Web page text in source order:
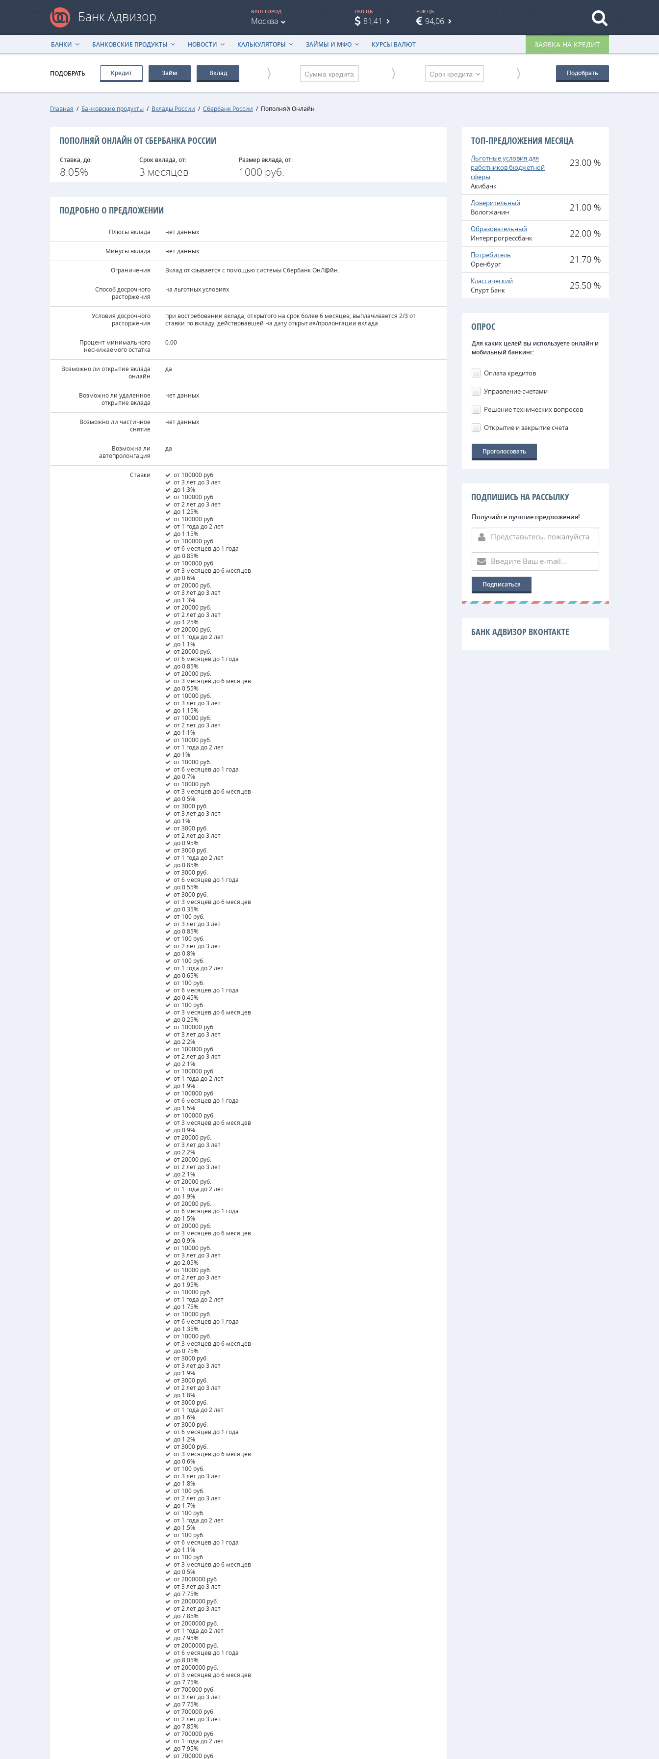
Банк Адвизор
ЗАЯВКА НА КРЕДИТ
БАНКИ БАНКОВСКИЕ ПРОДУКТЫ НОВОСТИ КАЛЬКУЛЯТОРЫ ЗАЙМЫ И МФО КУРСЫ ВАЛЮТ
ВАШ ГОРОД
Москва
USD ЦБ
81,41
EUR ЦБ
94,06
ПОДОБРАТЬ Кредит Займ Вклад Срок кредита Подобрать
Главная / Банковские продукты / Вклады России / Сбербанк России / Пополняй Онлайн
ПОПОЛНЯЙ ОНЛАЙН ОТ СБЕРБАНКА РОССИИ
Ставка, до:
8.05%
Срок вклада, от:
3 месяцев
Размер вклада, от:
1000 руб.
ПОДРОБНО О ПРЕДЛОЖЕНИИ
Плюсы вклада нет данных
Минусы вклада нет данных
Ограничения Вклад открывается с помощью системы Сбербанк ОнЛ@йн.
Способ досрочного
расторжения
на льготных условиях
Условия досрочного
расторжения
при востребовании вклада, открытого на срок более 6 месяцев, выплачивается 2/3 от
ставки по вкладу, действовавшей на дату открытия/пролонгации вклада
Процент минимального
неснижаемого остатка
0.00
Возможно ли открытие вклада
онлайн
да
Возможно ли удаленное
открытие вклада
нет данных
Возможно ли частичное
снятие
нет данных
Возможна ли
автопролонгация
да
Ставки
от 100000 руб.
от 3 лет до 3 лет
до 1.3%
от 100000 руб.
от 2 лет до 3 лет
до 1.25%
от 100000 руб.
от 1 года до 2 лет
до 1.15%
от 100000 руб.
от 6 месяцев до 1 года
до 0.85%
от 100000 руб.
от 3 месяцев до 6 месяцев
до 0.6%
от 20000 руб.
от 3 лет до 3 лет
до 1.3%
от 20000 руб.
от 2 лет до 3 лет
до 1.25%
от 20000 руб.
от 1 года до 2 лет
до 1.1%
от 20000 руб.
от 6 месяцев до 1 года
до 0.85%
от 20000 руб.
от 3 месяцев до 6 месяцев
до 0.55%
от 10000 руб.
от 3 лет до 3 лет
до 1.15%
от 10000 руб.
от 2 лет до 3 лет
до 1.1%
от 10000 руб.
от 1 года до 2 лет
до 1%
от 10000 руб.
от 6 месяцев до 1 года
до 0.7%
от 10000 руб.
от 3 месяцев до 6 месяцев
до 0.5%
от 3000 руб.
от 3 лет до 3 лет
до 1%
от 3000 руб.
от 2 лет до 3 лет
до 0.95%
от 3000 руб.
от 1 года до 2 лет
до 0.85%
от 3000 руб.
от 6 месяцев до 1 года
до 0.55%
от 3000 руб.
от 3 месяцев до 6 месяцев
до 0.35%
от 100 руб.
от 3 лет до 3 лет
до 0.85%
от 100 руб.
от 2 лет до 3 лет
до 0.8%
от 100 руб.
от 1 года до 2 лет
до 0.65%
от 100 руб.
от 6 месяцев до 1 года
до 0.45%
от 100 руб.
от 3 месяцев до 6 месяцев
до 0.25%
от 100000 руб.
от 3 лет до 3 лет
до 2.2%
от 100000 руб.
от 2 лет до 3 лет
до 2.1%
от 100000 руб.
от 1 года до 2 лет
до 1.9%
от 100000 руб.
от 6 месяцев до 1 года
до 1.5%
от 100000 руб.
от 3 месяцев до 6 месяцев
до 0.9%
от 20000 руб.
от 3 лет до 3 лет
до 2.2%
от 20000 руб.
от 2 лет до 3 лет
до 2.1%
от 20000 руб.
от 1 года до 2 лет
до 1.9%
от 20000 руб.
от 6 месяцев до 1 года
до 1.5%
от 20000 руб.
от 3 месяцев до 6 месяцев
до 0.9%
от 10000 руб.
от 3 лет до 3 лет
до 2.05%
от 10000 руб.
от 2 лет до 3 лет
до 1.95%
от 10000 руб.
от 1 года до 2 лет
до 1.75%
от 10000 руб.
от 6 месяцев до 1 года
до 1.35%
от 10000 руб.
от 3 месяцев до 6 месяцев
до 0.75%
от 3000 руб.
от 3 лет до 3 лет
до 1.9%
от 3000 руб.
от 2 лет до 3 лет
до 1.8%
от 3000 руб.
от 1 года до 2 лет
до 1.6%
от 3000 руб.
от 6 месяцев до 1 года
до 1.2%
от 3000 руб.
от 3 месяцев до 6 месяцев
до 0.6%
от 100 руб.
от 3 лет до 3 лет
до 1.8%
от 100 руб.
от 2 лет до 3 лет
до 1.7%
от 100 руб.
от 1 года до 2 лет
до 1.5%
от 100 руб.
от 6 месяцев до 1 года
до 1.1%
от 100 руб.
от 3 месяцев до 6 месяцев
до 0.5%
от 2000000 руб.
от 3 лет до 3 лет
до 7.75%
от 2000000 руб.
от 2 лет до 3 лет
до 7.85%
от 2000000 руб.
от 1 года до 2 лет
до 7.95%
от 2000000 руб.
от 6 месяцев до 1 года
до 8.05%
от 2000000 руб.
от 3 месяцев до 6 месяцев
до 7.75%
от 700000 руб.
от 3 лет до 3 лет
до 7.75%
от 700000 руб.
от 2 лет до 3 лет
до 7.85%
от 700000 руб.
от 1 года до 2 лет
до 7.95%
от 700000 руб.
ТОП-ПРЕДЛОЖЕНИЯ МЕСЯЦА
Льготные условия для
работников бюджетной
сферы
Акибанк
23.00 %
Доверительный
Вологжанин
21.00 %
Образовательный
Интерпрогрессбанк
22.00 %
Потребитель
Оренбург
21.70 %
Классический
Спурт Банк
25.50 %
ОПРОС
Для каких целей вы используете онлайн и
мобильный банкинг:
Оплата кредитов
Управление счетами
Решение технических вопросов
Открытие и закрытие счета
ПОДПИШИСЬ НА РАССЫЛКУ
Получайте лучшие предложения!
БАНК АДВИЗОР ВКОНТАКТЕ